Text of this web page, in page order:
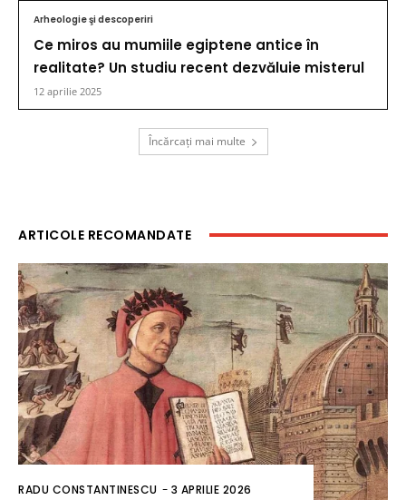
Arheologie şi descoperiri
Ce miros au mumiile egiptene antice în
realitate? Un studiu recent dezvăluie misterul
12 aprilie 2025
Încărcați mai multe
ARTICOLE RECOMANDATE
RADU CONSTANTINESCU - 3 APRILIE 2026